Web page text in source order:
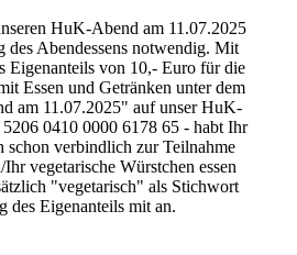
HuK-Abend am 11.07.2025
des Abendessens notwendig. Mit
Eigenanteils von 10,- Euro für die
Essen und Getränken unter dem
am 11.07.2025" auf unser HuK-
0410 0000 6178 65 - habt Ihr
schon verbindlich zur Teilnahme
vegetarische Würstchen essen
"vegetarisch" als Stichwort
des Eigenanteils mit an.